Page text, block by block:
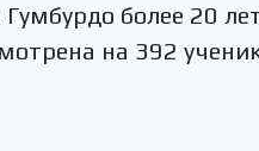
более 20
на 392